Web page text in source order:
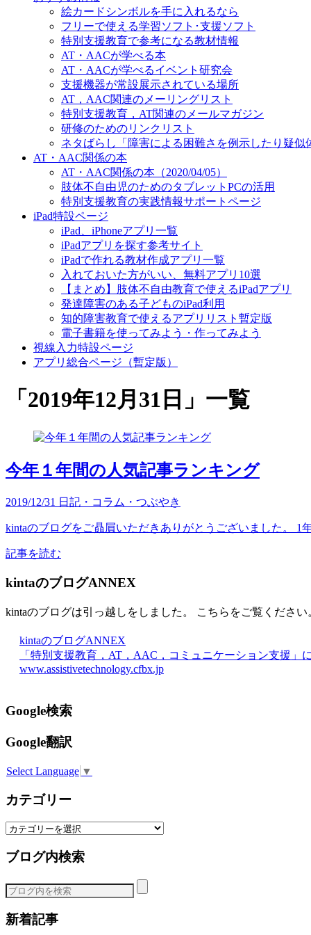
絵カードシンボルを手に入れるなら
フリーで使える学習ソフト･支援ソフト
特別支援教育で参考になる教材情報
AT・AACが学べる本
AT・AACが学べるイベント研究会
支援機器が常設展示されている場所
AT，AAC関連のメーリングリスト
特別支援教育，AT関連のメールマガジン
研修のためのリンクリスト
ネタばらし「障害による困難さを例示したり疑似
AT・AAC関係の本
AT・AAC関係の本（2020/04/05）
肢体不自由児のためのタブレットPCの活用
特別支援教育の実践情報サポートページ
iPad特設ページ
iPad、iPhoneアプリ一覧
iPadアプリを探す参考サイト
iPadで作れる教材作成アプリ一覧
入れておいた方がいい、無料アプリ10選
【まとめ】肢体不自由教育で使えるiPadアプリ
発達障害のある子どものiPad利用
知的障害教育で使えるアプリリスト暫定版
電子書籍を使ってみよう・作ってみよう
視線入力特設ページ
アプリ総合ページ（暫定版）
「 2019年12月31日 」 一覧
今年１年間の人気記事ランキング
2019/12/31 日記・コラム・つぶやき
kintaのブログをご贔屓いただきありがとうございました。
記事を読む
kintaのブログANNEX
kintaのブログは引っ越しをしました。 こちらをご覧ください
kintaのブログANNEX
「特別支援教育，AT，AAC，コミュニケーション支援」
www.assistivetechnology.cfbx.jp
Google検索
Google翻訳
Select Language ▼
カテゴリー
カ
ゴ
ー
ブログ内検索
新着記事